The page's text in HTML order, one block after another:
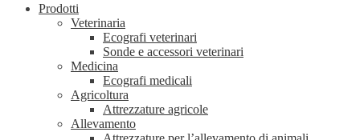
Prodotti
Veterinaria
Ecografi veterinari
Sonde e accessori veterinari
Medicina
Ecografi medicali
Agricoltura
Attrezzature agricole
Allevamento